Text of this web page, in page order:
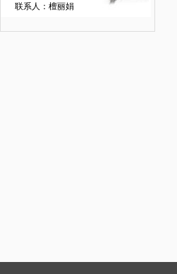
联系人：檀丽娟